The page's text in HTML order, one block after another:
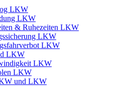
LKW
LKW
& Ruhezeiten LKW
LKW
LKW
LKW
LKW
LKW
und LKW